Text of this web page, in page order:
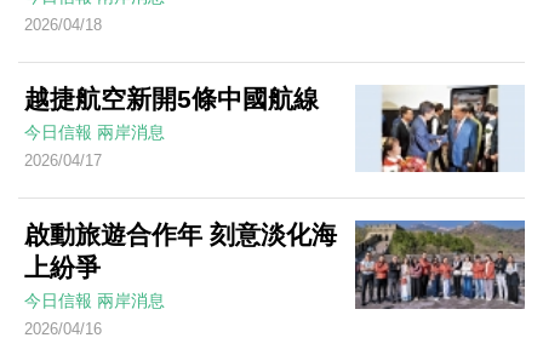
2026/04/18
越捷航空新開5條中國航線
今日信報 兩岸消息
2026/04/17
啟動旅遊合作年 刻意淡化海
上紛爭
今日信報 兩岸消息
2026/04/16